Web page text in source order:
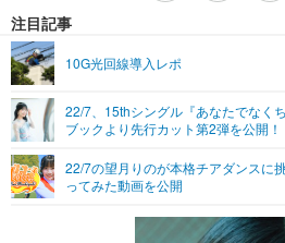
音楽
グラビア
ペット
その他
リリース一覧
プッシュ通知の停止方法
注目記事
10G光回線導入レポ
22/7、15thシングル『あなたでなく
ブックより先行カット第2弾を公開！
22/7の望月りのが本格チアダンスに
ってみた動画を公開